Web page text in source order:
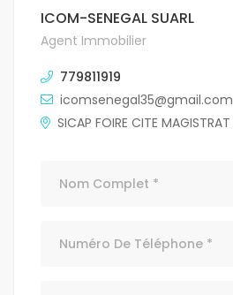
ICOM-SENEGAL SUARL
Agent Immobilier
779811919
icomsenegal35@gmail.com
SICAP FOIRE CITE MAGISTRAT